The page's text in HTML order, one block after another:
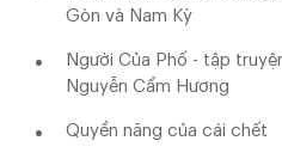
Gòn và Nam Kỳ
Người Của Phố - tập
Nguyễn Cẩm Hương
Quyền năng của cái chết